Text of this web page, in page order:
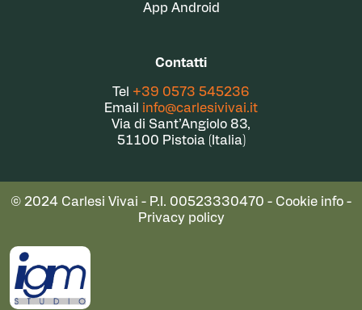
App Android
Contatti
Tel +39 0573 545236
Email info@carlesivivai.it
Via di Sant’Angiolo 83,
51100 Pistoia (Italia)
© 2024 Carlesi Vivai - P.I. 00523330470 - Cookie info -
Privacy policy